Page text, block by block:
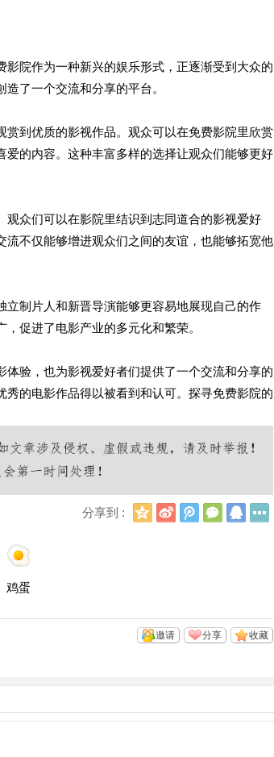
院作为一种新兴的娱乐形式，正逐渐受到大众的
了一个交流和分享的平台。
到优质的影视作品。观众可以在免费影院里欣赏
的内容。这种丰富多样的选择让观众们能够更好
众们可以在影院里结识到志同道合的影视爱好
不仅能够增进观众们之间的友谊，也能够拓宽他
制片人和新晋导演能够更容易地展现自己的作
促进了电影产业的多元化和繁荣。
验，也为影视爱好者们提供了一个交流和分享的
的电影作品得以被看到和认可。探寻免费影院的
分享到 :
Q
新
浪
腾
讯
微
信
Q
鸡蛋
收藏
分享
邀请